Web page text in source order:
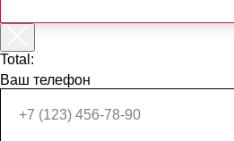
Total:
Ваш телефон